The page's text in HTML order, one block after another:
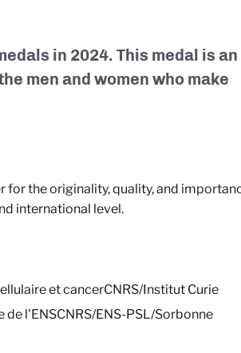
in 2024. This medal is an
men and women who make
for the originality, quality, and
international level.
et cancerCNRS/Institut Curie
de l'ENSCNRS/ENS-PSL/Sorbonne